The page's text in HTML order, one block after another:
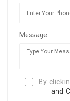
Message:
By
and